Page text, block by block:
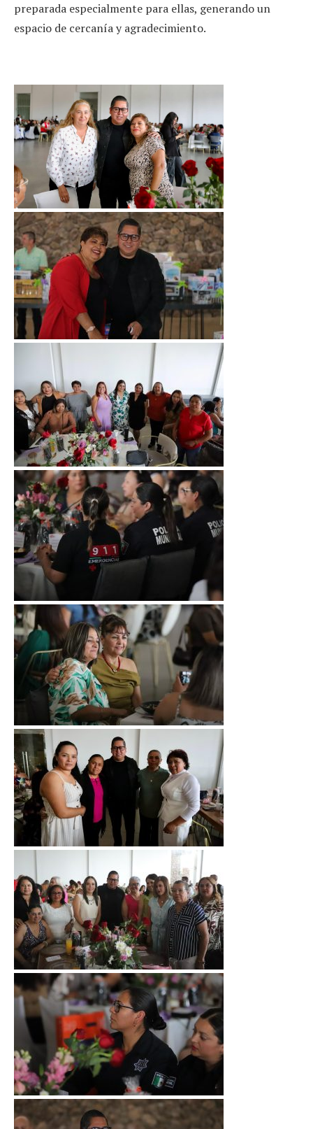
preparada especialmente para ellas, generando un
espacio de cercanía y agradecimiento.